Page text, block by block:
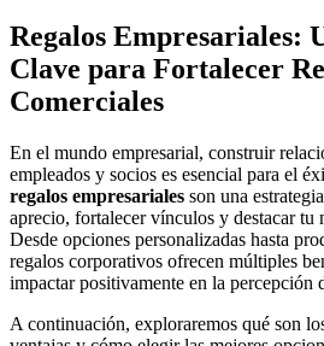
Regalos Empresariales:
Clave para Fortalecer
Comerciales
En el mundo empresarial, construir
empleados y socios es esencial para el
regalos empresariales son una
aprecio, fortalecer vínculos y destacar tu
Desde opciones personalizadas hasta
regalos corporativos ofrecen múltiples
impactar positivamente en la percepción
A continuación, exploraremos qué son